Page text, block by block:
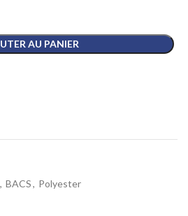
AU PANIER
, BACS, Polyester